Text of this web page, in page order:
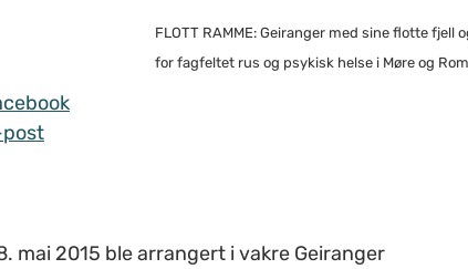
FLOTT RAMME: Geiranger med sine flotte
for fagfeltet rus og psykisk helse i Møre og
mai 2015 ble arrangert i vakre Geiranger